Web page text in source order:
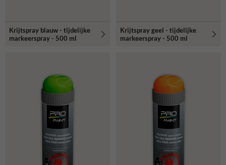
Krijtspray blauw - tijdelijke
markeerspray - 500 ml
Krijtspray geel - tijdelijke
markeerspray - 500 ml